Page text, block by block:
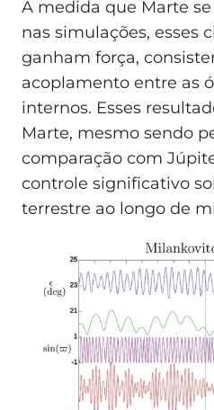
À medida que Marte
nas simulações, esses
ganham força,
acoplamento entre as
internos. Esses
Marte, mesmo sendo
comparação com
controle significativo
terrestre ao longo de